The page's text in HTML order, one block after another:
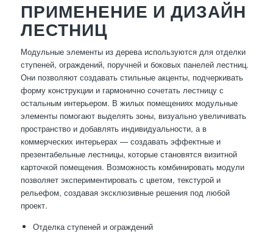
ПРИМЕНЕНИЕ И ДИЗАЙН
ЛЕСТНИЦ
Модульные элементы из дерева используются для отделки
ступеней, ограждений, поручней и боковых панелей лестниц.
Они позволяют создавать стильные акценты, подчеркивать
форму конструкции и гармонично сочетать лестницу с
остальным интерьером. В жилых помещениях модульные
элементы помогают выделять зоны, визуально увеличивать
пространство и добавлять индивидуальности, а в
коммерческих интерьерах — создавать эффектные и
презентабельные лестницы, которые становятся визитной
карточкой помещения. Возможность комбинировать модули
позволяет экспериментировать с цветом, текстурой и
рельефом, создавая эксклюзивные решения под любой
проект.
Отделка ступеней и ограждений